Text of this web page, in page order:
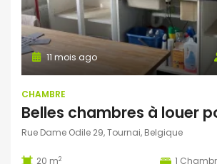
11 mois ago
CHAMBRE
Rue Dame Odile 29, Tournai, Belgique
20 m2 1